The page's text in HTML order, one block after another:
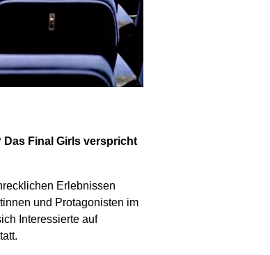
Final Girls verspricht
Erlebnissen
und Protagonisten im
Interessierte auf